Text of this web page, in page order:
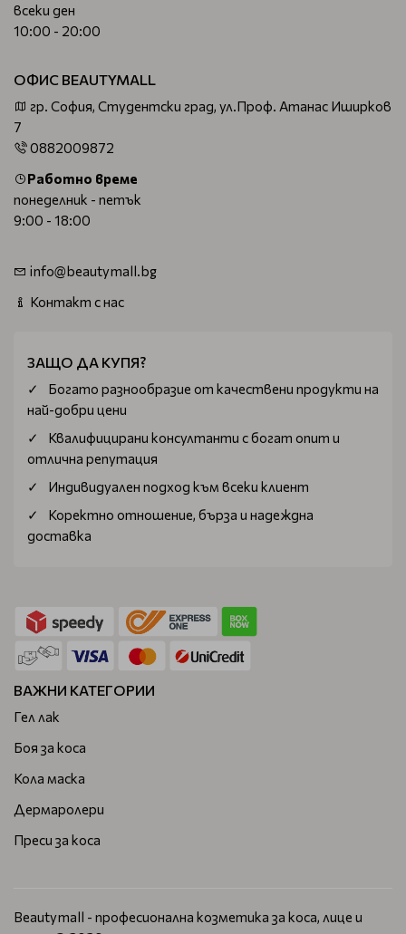
всеки ден
10:00 - 20:00
ОФИС BEAUTYMALL
гр. София, Студентски град, ул.Проф. Атанас Иширков
7
0882009872
Работно време
понеделник - петък
9:00 - 18:00
info@beautymall.bg
Контакт с нас
ЗАЩО ДА КУПЯ?
Богатo разнообразие от качествени продукти на
най-добри цени
Квалифицирани консултанти с богат опит и
отлична репутация
Индивидуален подход към всеки клиент
Коректно отношение, бърза и надеждна
доставка
ВАЖНИ КАТЕГОРИИ
Гел лак
Боя за коса
Кола маска
Дермаролери
Преси за коса
Beautymall - професионална козметика за коса, лице и